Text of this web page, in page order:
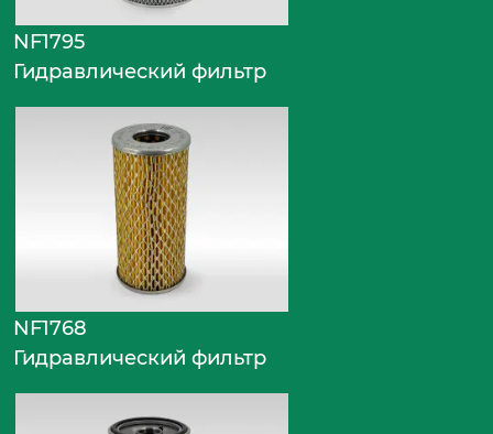
NF1795
Гидравлический фильтр
NF1768
Гидравлический фильтр